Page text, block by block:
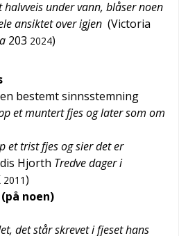
halvveis under vann, blåser noen
ansiktet over igjen (Victoria
203 2024)
bestemt sinnsstemning
et muntert fjes og later som om
et trist fjes og sier det er
Hjorth Tredve dager i
2011)
noen)
det står skrevet i fjeset hans